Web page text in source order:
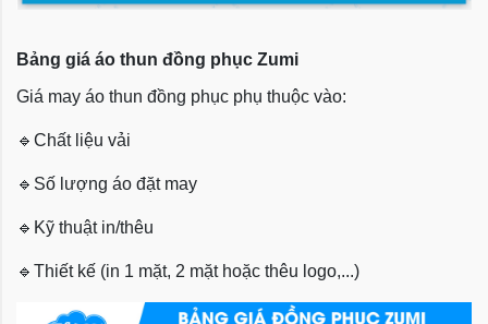
Bảng giá áo thun đồng phục Zumi
Giá may áo thun đồng phục phụ thuộc vào:
🔹 Chất liệu vải
🔹 Số lượng áo đặt may
🔹 Kỹ thuật in/thêu
🔹 Thiết kế (in 1 mặt, 2 mặt hoặc thêu logo,...)